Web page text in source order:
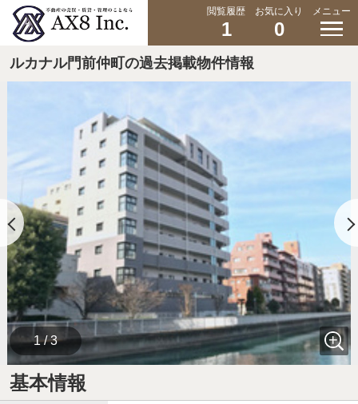
閲覧履歴
1
お気に入り
0
メニュー
ルカナル門前仲町の過去掲載物件情報
1 / 3
基本情報